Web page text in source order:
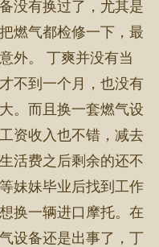
没有换过了，尤其是
燃气都检修一下，最
外。 丁爽并没有当
不到一个月，也没有
。而且换一套燃气设
资收入也不错，减去
活费之后剩余的还不
妹妹毕业后找到工作
换一辆进口摩托。在
设备还是出事了，丁